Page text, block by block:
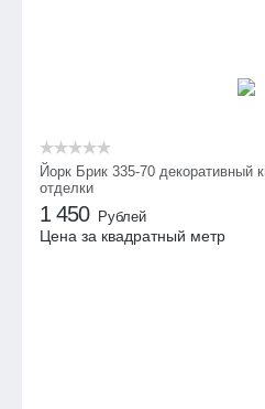
Йорк Брик 335-70 декоративный
отделки
1 450 Рублей
Цена за квадратный метр